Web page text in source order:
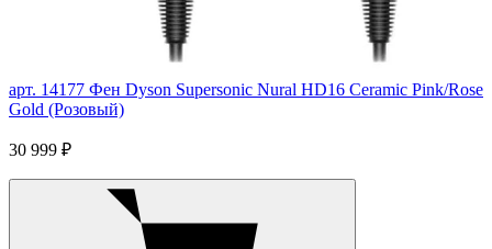
арт. 14177 Фен Dyson Supersonic Nural HD16 Ceramic Pink/Rose
Gold (Розовый)
30 999 ₽